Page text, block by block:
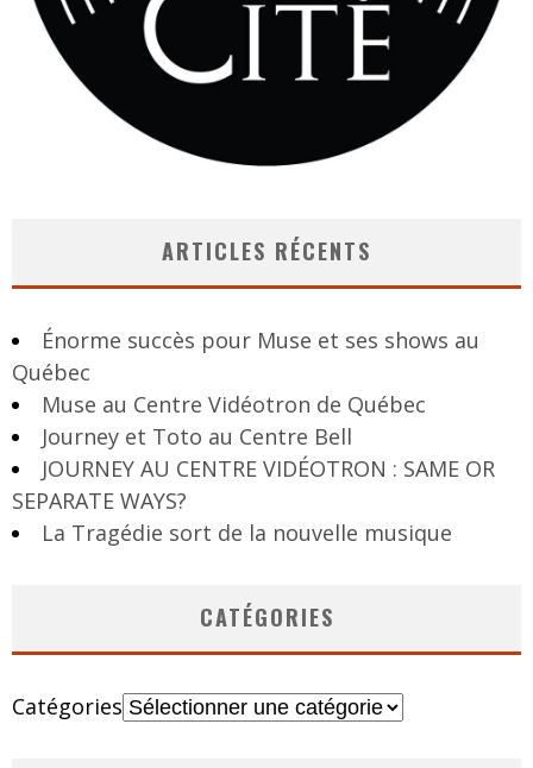
ARTICLES RÉCENTS
Énorme succès pour Muse et ses shows au
Québec
Muse au Centre Vidéotron de Québec
Journey et Toto au Centre Bell
JOURNEY AU CENTRE VIDÉOTRON : SAME OR
SEPARATE WAYS?
La Tragédie sort de la nouvelle musique
CATÉGORIES
Catégories